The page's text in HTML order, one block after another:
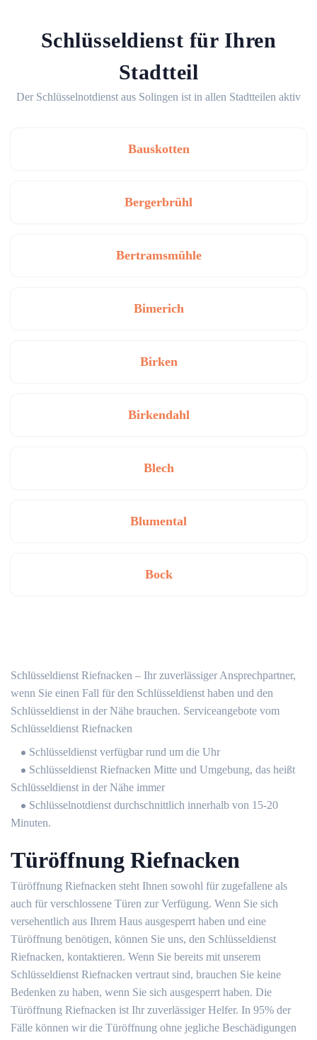
Schlüsseldienst für Ihren
Stadtteil
Der Schlüsselnotdienst aus Solingen ist in allen Stadtteilen aktiv
Bauskotten
Bergerbrühl
Bertramsmühle
Bimerich
Birken
Birkendahl
Blech
Blumental
Bock
Schlüsseldienst Riefnacken – Ihr zuverlässiger Ansprechpartner,
wenn Sie einen Fall für den Schlüsseldienst haben und den
Schlüsseldienst in der Nähe brauchen. Serviceangebote vom
Schlüsseldienst Riefnacken
Schlüsseldienst verfügbar rund um die Uhr
Schlüsseldienst Riefnacken Mitte und Umgebung, das heißt
Schlüsseldienst in der Nähe immer
Schlüsselnotdienst durchschnittlich innerhalb von 15-20
Minuten.
Türöffnung Riefnacken
Türöffnung Riefnacken steht Ihnen sowohl für zugefallene als
auch für verschlossene Türen zur Verfügung. Wenn Sie sich
versehentlich aus Ihrem Haus ausgesperrt haben und eine
Türöffnung benötigen, können Sie uns, den Schlüsseldienst
Riefnacken, kontaktieren. Wenn Sie bereits mit unserem
Schlüsseldienst Riefnacken vertraut sind, brauchen Sie keine
Bedenken zu haben, wenn Sie sich ausgesperrt haben. Die
Türöffnung Riefnacken ist Ihr zuverlässiger Helfer. In 95% der
Fälle können wir die Türöffnung ohne jegliche Beschädigungen